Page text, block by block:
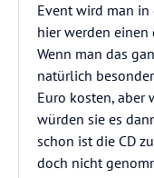
Event wird man
hier werden einen
Wenn man das
natürlich
Euro kosten, aber
würden sie es
schon ist die CD
doch nicht